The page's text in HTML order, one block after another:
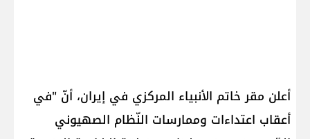
أعلن ​مقر خاتم الأنبياء​ المركزي في ​إيران​، أنّ "في
أعقاب اعتداءات وممارسات النّظام الصهيوني